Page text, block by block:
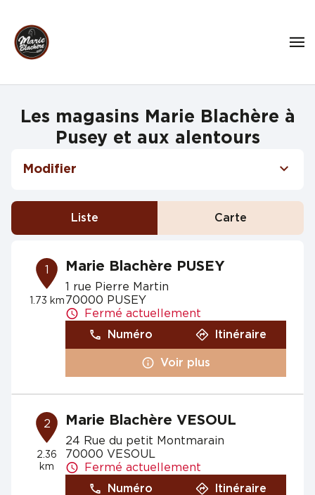
Les magasins Marie Blachère à
Pusey et aux alentours
Modifier
Liste Carte
1
1.73 km
Marie Blachère PUSEY
1 rue Pierre Martin
70000 PUSEY
Fermé actuellement
Numéro
Itinéraire
Voir plus
2
2.36
km
Marie Blachère VESOUL
24 Rue du petit Montmarain
70000 VESOUL
Fermé actuellement
Numéro
Itinéraire